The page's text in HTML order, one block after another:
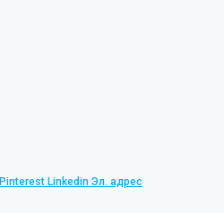
Pinterest Linkedin Эл. адрес